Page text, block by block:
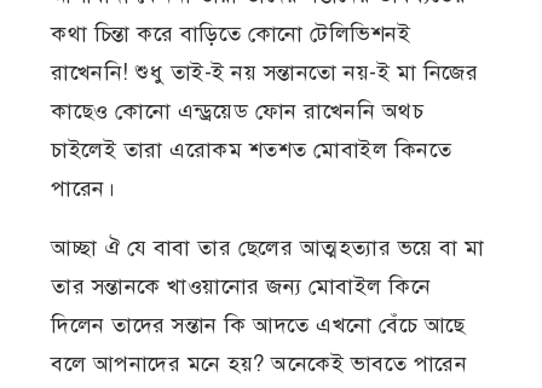
কথা চিন্তা করে বাড়িতে কোনো টেলিভিশনই
রাখেননি! শুধু তাই-ই নয় সন্তানতো নয়-ই মা নিজের
কাছেও কোনো এন্ড্রয়েড ফোন রাখেননি অথচ
চাইলেই তারা এরোকম শতশত মোবাইল কিনতে
পারেন।
আচ্ছা ঐ যে বাবা তার ছেলের আত্মহত্যার ভয়ে বা মা
তার সন্তানকে খাওয়ানোর জন্য মোবাইল কিনে
দিলেন তাদের সন্তান কি আদতে এখনো বেঁচে আছে
বলে আপনাদের মনে হয়? অনেকেই ভাবতে পারেন